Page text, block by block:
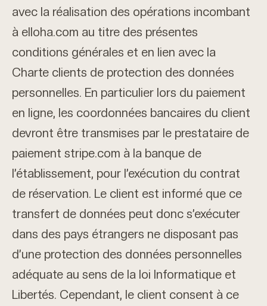
avec la réalisation des opérations incombant
à elloha.com au titre des présentes
conditions générales et en lien avec la
Charte clients de protection des données
personnelles. En particulier lors du paiement
en ligne, les coordonnées bancaires du client
devront être transmises par le prestataire de
paiement stripe.com à la banque de
l’établissement, pour l’exécution du contrat
de réservation. Le client est informé que ce
transfert de données peut donc s’exécuter
dans des pays étrangers ne disposant pas
d’une protection des données personnelles
adéquate au sens de la loi Informatique et
Libertés. Cependant, le client consent à ce